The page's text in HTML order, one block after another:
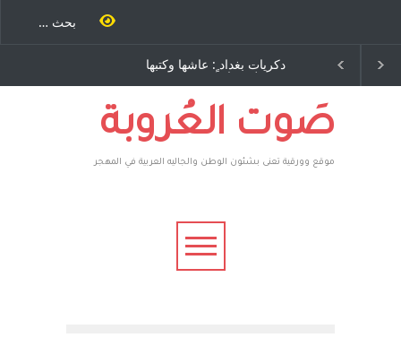
الاستيطان ومسلسل الخداع
المستمر - قلم : راسم عبيدات
بغداد ٍ: عاشها وكتبها
المتحدة الامريكية
صَوت العُروبة
موقع وورقية تعنى بشئون الوطن والجاليه العربية في المهجر